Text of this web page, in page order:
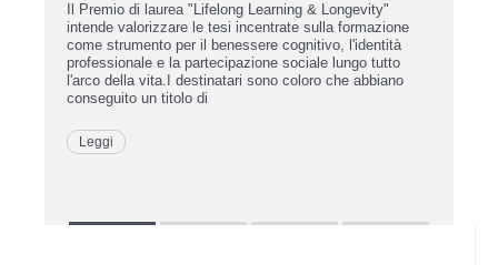
Il Premio di laurea "Lifelong Learning & Longevity"
intende valorizzare le tesi incentrate sulla formazione
come strumento per il benessere cognitivo, l'identità
professionale e la partecipazione sociale lungo tutto
l'arco della vita.I destinatari sono coloro che abbiano
conseguito un titolo di
Leggi